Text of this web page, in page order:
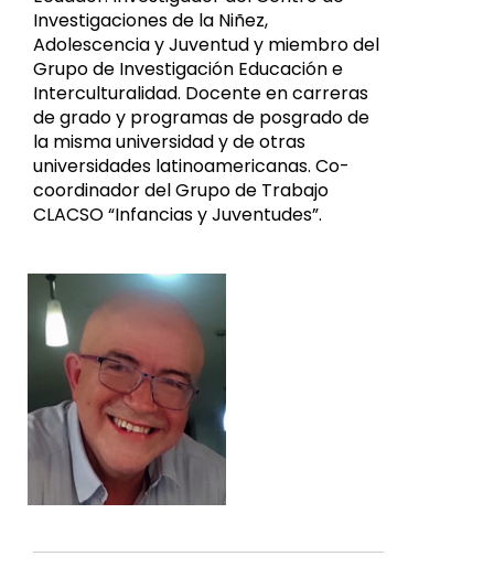
Investigaciones de la Niñez,
Adolescencia y Juventud y miembro del
Grupo de Investigación Educación e
Interculturalidad. Docente en carreras
de grado y programas de posgrado de
la misma universidad y de otras
universidades latinoamericanas. Co-
coordinador del Grupo de Trabajo
CLACSO “Infancias y Juventudes”.